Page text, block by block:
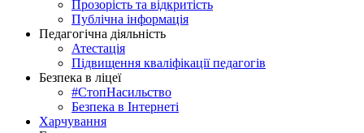
Прозорість та відкритість
Публічна інформація
Педагогічна діяльність
Атестація
Підвищення кваліфікації педагогів
Безпека в ліцеї
#СтопНасильство
Безпека в Інтернеті
Харчування